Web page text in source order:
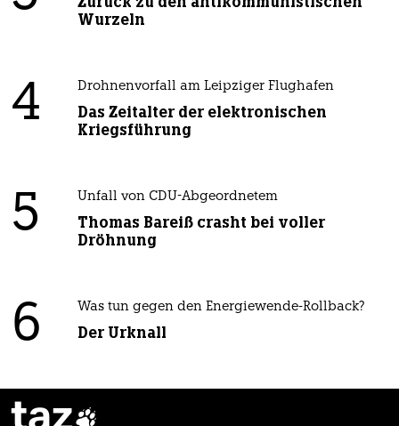
Wurzeln
4 Drohnenvorfall am Leipziger Flughafen
Das Zeitalter der elektronischen
Kriegsführung
5 Unfall von CDU-Abgeordnetem
Thomas Bareiß crasht bei voller
Dröhnung
6 Was tun gegen den Energiewende-Rollback?
Der Urknall
